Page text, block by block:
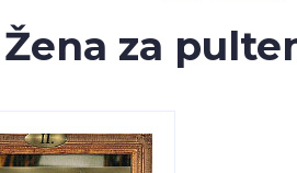
Žena za